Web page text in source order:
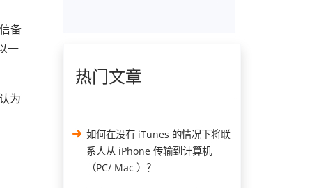
备
一
为
热门文章
如何在没有 iTunes 的情况下将联
系人从 iPhone 传输到计算机
（PC/ Mac ）？